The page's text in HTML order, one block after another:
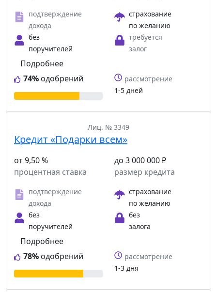
подтверждение
дохода
страхование
по желанию
без
поручителей
требуется
залог
74% одобрений
Подробнее
рассмотрение
1-5 дней
Лиц. № 3349
Кредит «Подарки всем»
от 9,50 %
процентная ставка
до 3 000 000 ₽
размер кредита
подтверждение
дохода
страхование
по желанию
без
поручителей
без
залога
78% одобрений
Подробнее
рассмотрение
1-3 дня